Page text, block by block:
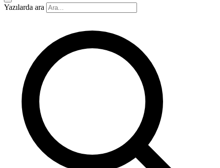
Yazılarda ara